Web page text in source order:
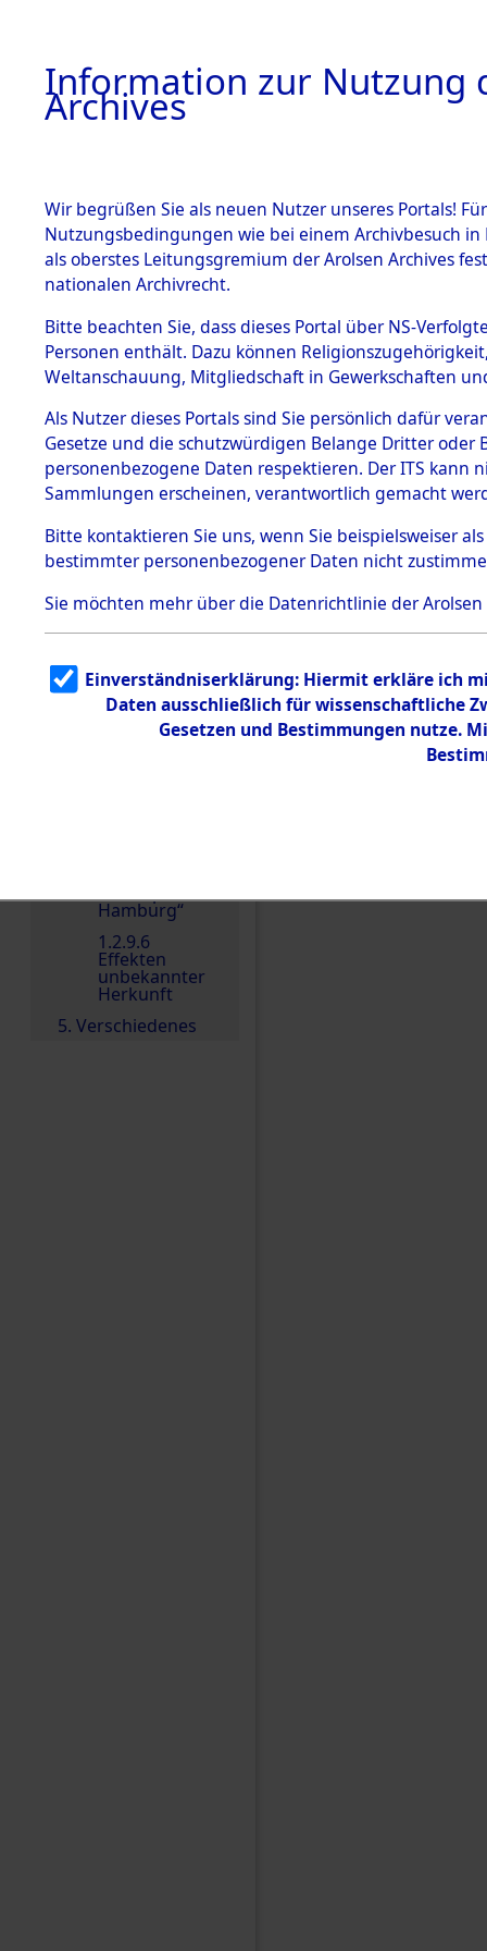
BESTÄNDE
1.
Inhaftierungsdoku
mente
1.2.9 Beim ITS
Effekten
1.2.9.1
Effekten aus
dem KZ
Dachau
1.2.9.2
Effekten aus
dem KZ
Bayerisches
1.2.9.3
Effekten aus
dem KZ
Neuengamm
Hamburg“
1.2.9.6
Effekten
unbekannter
Herkunft
5. Verschiedenes
0008
Information zur Nutzung
Archives
Wir begrüßen Sie als neuen Nutzer unseres Portals!
Nutzungsbedingungen wie bei einem Archivbesuch
als oberstes Leitungsgremium der Arolsen Archives
nationalen Archivrecht.
Bitte beachten Sie, dass dieses Portal über NS-
Personen enthält. Dazu können
Weltanschauung, Mitgliedschaft in Gewerkschaften
Als Nutzer dieses Portals sind Sie persönlich dafür
Gesetze und die schutzwürdigen Belange Dritter
personenbezogene Daten respektieren. Der ITS
Sammlungen erscheinen, verantwortlich gemacht
Bitte kontaktieren Sie uns, wenn Sie beispielsweiser
bestimmter personenbezogener Daten nicht
Sie möchten mehr über die Datenrichtlinie der Arolsen
Einverständniserklärung: Hiermit erkläre ich
Daten ausschließlich für wissenschaftliche
Gesetzen und Bestimmungen nutze.